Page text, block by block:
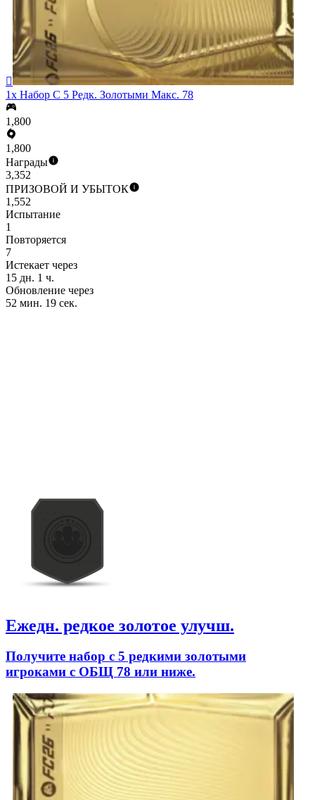

1x Набор С 5 Редк. Золотыми Макс. 78
1,800
1,800
Награды
3,352
ПРИЗОВОЙ И УБЫТОК
1,552
Испытание
1
Повторяется
7
Истекает через
15 дн. 1 ч.
Обновление через
52 мин. 19 сек.
Ежедн. редкое золотое улучш.
Получите набор с 5 редкими золотыми
игроками с ОБЩ 78 или ниже.